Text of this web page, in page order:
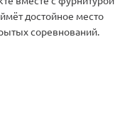
достойное место
соревнований.